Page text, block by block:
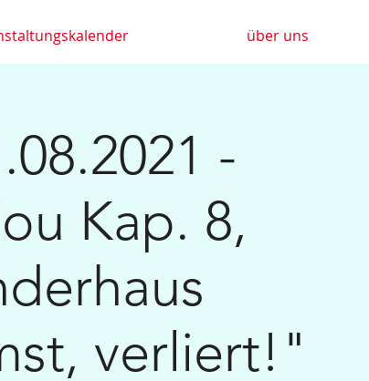
über uns
-
Kap. 8,
verliert!"